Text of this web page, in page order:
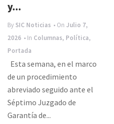
y...
By SIC Noticias • OnJulio 7,
2026 • In Columnas, Política,
Portada
Esta semana, en el marco
de un procedimiento
abreviado seguido ante el
Séptimo Juzgado de
Garantía de...